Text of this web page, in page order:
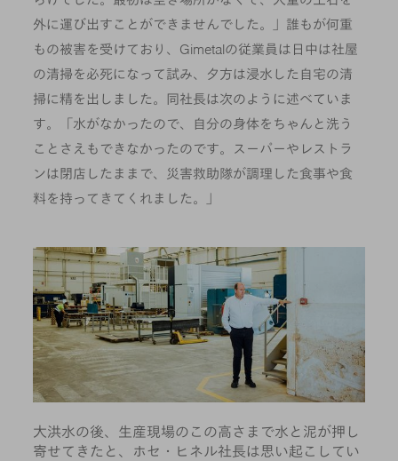
外に運び出すことができませんでした。」誰もが何重
もの被害を受けており、Gimetalの従業員は日中は社屋
の清掃を必死になって試み、夕方は浸水した自宅の清
掃に精を出しました。同社長は次のように述べていま
す。「水がなかったので、自分の身体をちゃんと洗う
ことさえもできなかったのです。スーパーやレストラ
ンは閉店したままで、災害救助隊が調理した食事や食
料を持ってきてくれました。」
大洪水の後、生産現場のこの高さまで水と泥が押し
寄せてきたと、ホセ・ヒネル社長は思い起こしてい